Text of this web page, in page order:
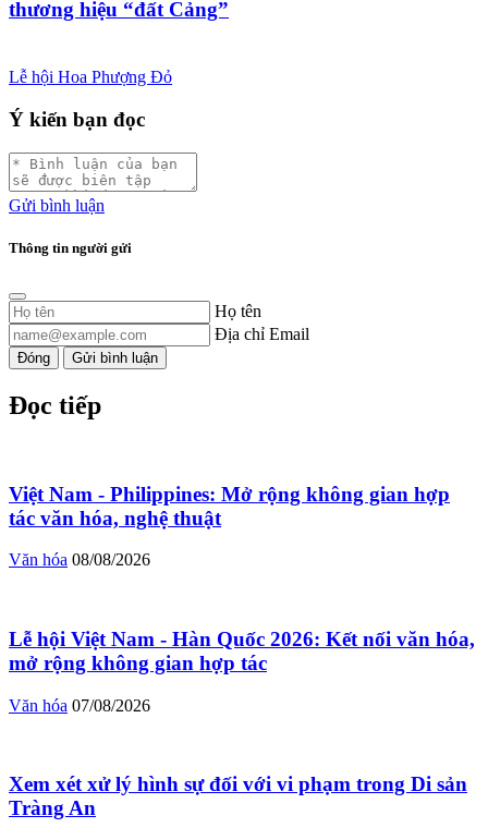
thương hiệu “đất Cảng”
Lễ hội Hoa Phượng Đỏ
Ý kiến bạn đọc
Gửi bình luận
Thông tin người gửi
Họ tên
Địa chỉ Email
Đóng Gửi bình luận
Đọc tiếp
Việt Nam - Philippines: Mở rộng không gian hợp
tác văn hóa, nghệ thuật
Văn hóa 08/08/2026
Lễ hội Việt Nam - Hàn Quốc 2026: Kết nối văn hóa,
mở rộng không gian hợp tác
Văn hóa 07/08/2026
Xem xét xử lý hình sự đối với vi phạm trong Di sản
Tràng An